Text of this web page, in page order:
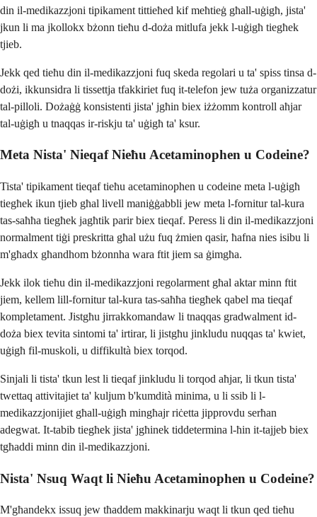
din il-medikazzjoni tipikament tittieħed kif meħtieġ għall-uġigħ, jista'
jkun li ma jkollokx bżonn tieħu d-doża mitlufa jekk l-uġigħ tiegħek
tjieb.
Jekk qed tieħu din il-medikazzjoni fuq skeda regolari u ta' spiss tinsa d-
dożi, ikkunsidra li tissettja tfakkiriet fuq it-telefon jew tuża organizzatur
tal-pilloli. Dożaġġ konsistenti jista' jgħin biex iżżomm kontroll aħjar
tal-uġigħ u tnaqqas ir-riskju ta' uġigħ ta' ksur.
Meta Nista' Nieqaf Nieħu Acetaminophen u Codeine?
Tista' tipikament tieqaf tieħu acetaminophen u codeine meta l-uġigħ
tiegħek ikun tjieb għal livell maniġġabbli jew meta l-fornitur tal-kura
tas-saħħa tiegħek jagħtik parir biex tieqaf. Peress li din il-medikazzjoni
normalment tiġi preskritta għal użu fuq żmien qasir, ħafna nies isibu li
m'għadx għandhom bżonnha wara ftit jiem sa ġimgħa.
Jekk ilok tieħu din il-medikazzjoni regolarment għal aktar minn ftit
jiem, kellem lill-fornitur tal-kura tas-saħħa tiegħek qabel ma tieqaf
kompletament. Jistgħu jirrakkomandaw li tnaqqas gradwalment id-
doża biex tevita sintomi ta' irtirar, li jistgħu jinkludu nuqqas ta' kwiet,
uġigħ fil-muskoli, u diffikultà biex torqod.
Sinjali li tista' tkun lest li tieqaf jinkludu li torqod aħjar, li tkun tista'
twettaq attivitajiet ta' kuljum b'kumdità minima, u li ssib li l-
medikazzjonijiet għall-uġigħ mingħajr riċetta jipprovdu serħan
adegwat. It-tabib tiegħek jista' jgħinek tiddetermina l-ħin it-tajjeb biex
tgħaddi minn din il-medikazzjoni.
Nista' Nsuq Waqt li Nieħu Acetaminophen u Codeine?
M'għandekx issuq jew tħaddem makkinarju waqt li tkun qed tieħu